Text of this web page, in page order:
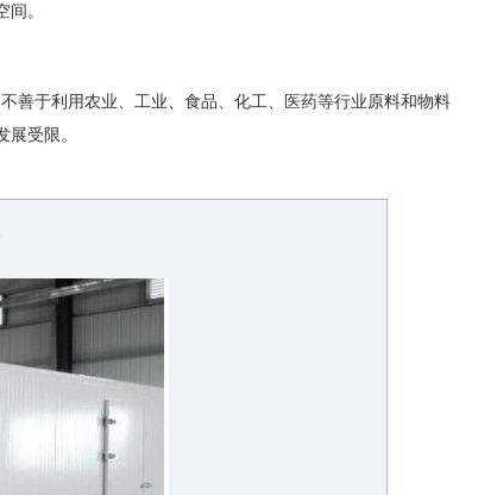
。
善于利用农业、工业、食品、化工、医药等行业原料和物料
受限。